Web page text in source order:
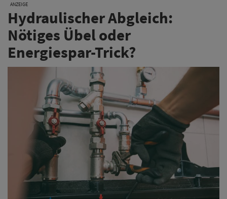
ANZEIGE
Hydraulischer Abgleich:
Nötiges Übel oder
Energiespar-Trick?